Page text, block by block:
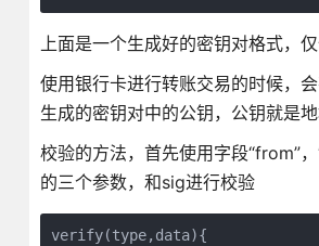
上面是一个生成好的密钥对格式，
使用银行卡进行转账交易的时候，
生成的密钥对中的公钥，公钥就是
校验的方法，首先使用字段“from”
的三个参数，和sig进行校验
verify(type,data){